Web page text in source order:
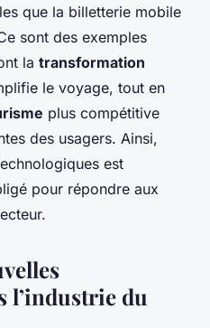
que la billetterie mobile
sont des exemples
la transformation
le voyage, tout en
plus compétitive
des usagers. Ainsi,
est
pour répondre aux
l’industrie du